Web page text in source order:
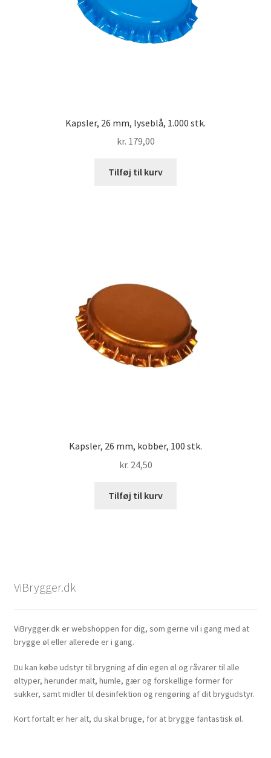
Kapsler, 26 mm, lyseblå, 1.000 stk.
kr. 179,00
Tilføj til kurv
Kapsler, 26 mm, kobber, 100 stk.
kr. 24,50
Tilføj til kurv
ViBrygger.dk
ViBrygger.dk er webshoppen for dig, som gerne vil i gang med at
brygge øl eller allerede er i gang.
Du kan købe udstyr til brygning af din egen øl og råvarer til alle
øltyper, herunder malt, humle, gær og forskellige former for
sukker, samt midler til desinfektion og rengøring af dit brygudstyr.
Kort fortalt er her alt, du skal bruge, for at brygge fantastisk øl.